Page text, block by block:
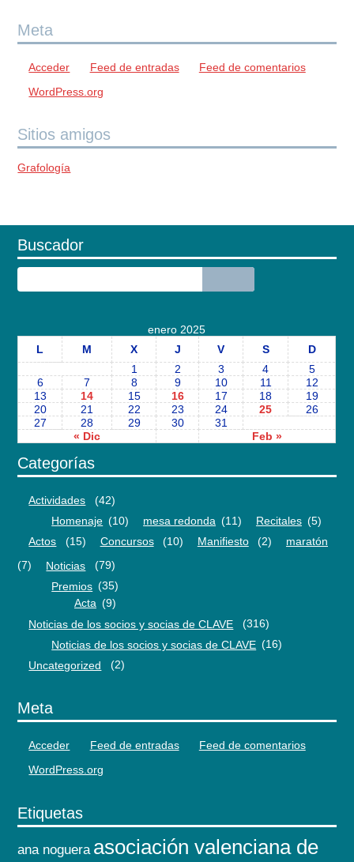
Meta
Acceder Feed de entradas
Feed de comentarios
WordPress.org
Sitios amigos
Grafología
Buscador
enero 2025
L
M X J V S D
« Dic Feb »
1 2 3 4
5
6
7 8 9 10 11
12
13
14 15 16 17 18
19
20
21 22 23 24 25
26
27
28 29 30 31
Categorías
Actividades
(42)
Homenaje (10) mesa redonda (11) Recitales (5)
Actos
(15) Concursos (10) Manifiesto (2)
maratón
(7)
Noticias
(79)
Premios (35)
Acta (9)
Noticias de los socios y socias de CLAVE
(316)
Noticias de los socios y socias de CLAVE (16)
Uncategorized
(2)
Meta
Acceder Feed de entradas
Feed de comentarios
WordPress.org
Etiquetas
ana noguera asociación valenciana de